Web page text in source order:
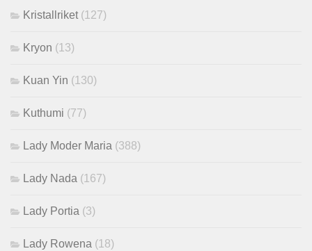
Kristallriket(127)
Kryon (13)
Kuan Yin (130)
Kuthumi (77)
Lady Moder Maria (388)
Lady Nada (167)
Lady Portia (3)
Lady Rowena (18)